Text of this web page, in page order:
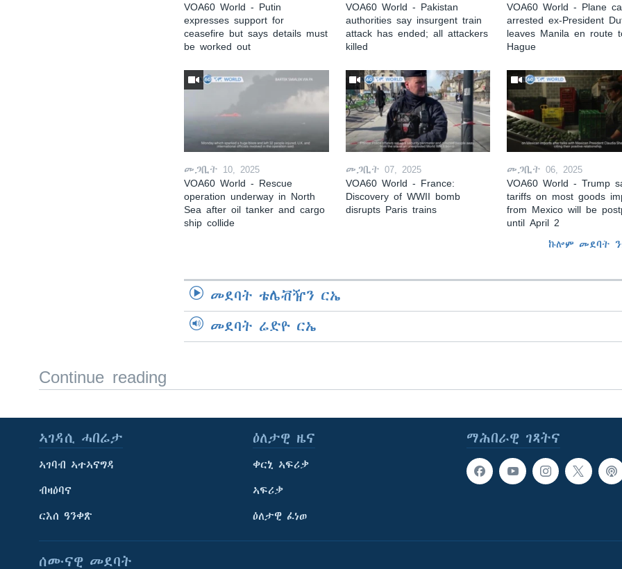
VOA60 World - Putin
expresses support for
ceasefire but says details must
be worked out
VOA60 World - Pakistan
authorities say insurgent train
attack has ended; all attackers
killed
VOA60 World - Plane
arrested ex-President
leaves Manila en route
Hague
መጋቢት 10, 2025
VOA60 World - Rescue
operation underway in North
Sea after oil tanker and cargo
ship collide
መጋቢት 07, 2025
VOA60 World - France:
Discovery of WWII bomb
disrupts Paris trains
መጋቢት 06, 2025
VOA60 World - Trump
tariffs on most goods
from Mexico will be
until April 2
ኩሎም መደባት
መደባት ቴሌቭዥን ርኤ
መደባት ሬድዮ ርኤ
Continue reading
ማሕበራዊ ገጻትና
ኣገዳሲ ሓበሬታ
ኣገባብ ኣተኣናግዳ
ብዛዕባና
ርእሰ ዓንቀጽ
ዕለታዊ ዜና
ቀርኒ ኣፍሪቃ
ኣፍሪቃ
ዕለታዊ ፈነወ
ሰሙናዊ መደባት